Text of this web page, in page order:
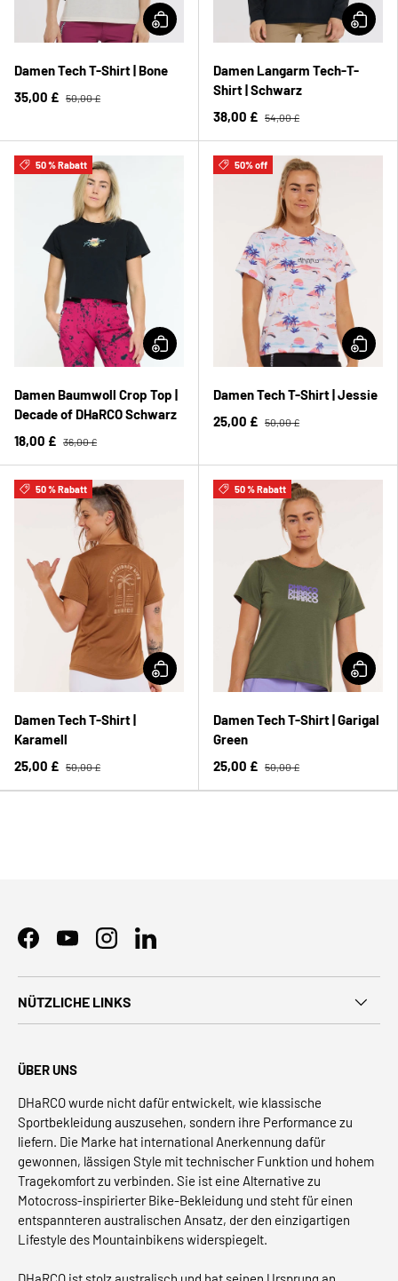
Damen Tech T-Shirt | Bone
35,00 £ 50,00 £
Damen Langarm Tech-T-
Shirt | Schwarz
38,00 £ 54,00 £
50 % Rabatt
Damen Baumwoll Crop Top |
Decade of DHaRCO Schwarz
18,00 £ 36,00 £
50% off
Damen Tech T-Shirt | Jessie
25,00 £ 50,00 £
50 % Rabatt
Damen Tech T-Shirt |
Karamell
25,00 £ 50,00 £
50 % Rabatt
Damen Tech T-Shirt | Garigal
Green
25,00 £ 50,00 £
FacebookYouTubeInstagramLinkedIn
NÜTZLICHE LINKS
ÜBER UNS
DHaRCO wurde nicht dafür entwickelt, wie klassische
Sportbekleidung auszusehen, sondern ihre Performance zu
liefern. Die Marke hat international Anerkennung dafür
gewonnen, lässigen Style mit technischer Funktion und hohem
Tragekomfort zu verbinden. Sie ist eine Alternative zu
Motocross-inspirierter Bike-Bekleidung und steht für einen
entspannteren australischen Ansatz, der den einzigartigen
Lifestyle des Mountainbikens widerspiegelt.